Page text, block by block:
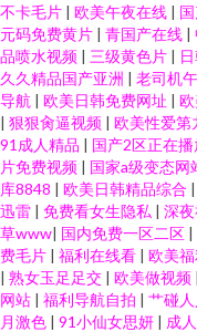
不卡毛片 | 欧美午夜在线 |
元码免费黄片 | 青国产在线 |
品喷水视频 | 三级黄色片 |
久久精品国产亚洲 | 老司机
导航 | 欧美日韩免费网址 |
| 狠狠肏逼视频 | 欧美性爱第
91成人精品 | 国产2区正在播
片免费视频 | 国家a级变态网
库8848 | 欧美日韩精品综合 |
迅雷 | 免费看女生隐私 | 深
草www| 国内免费一区二区 |
费毛片 | 福利在线看 | 欧美
| 熟女玉足足交 | 欧美做视频 |
网站 | 福利导航自拍 | 艹碰人
月激色 | 91小仙女思妍 | 成